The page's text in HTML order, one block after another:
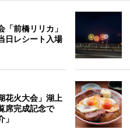
「前橋リリカ」
レシート入場
花火大会」湖上
席完成記念で
」